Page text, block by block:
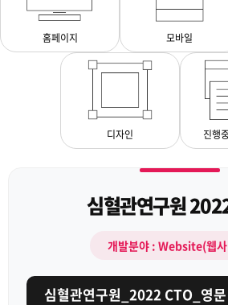
홈페이지 모바일
디자인 진행
심혈관연구원
개발분야 : Website(웹
심혈관연구원_2022 CTO_영문